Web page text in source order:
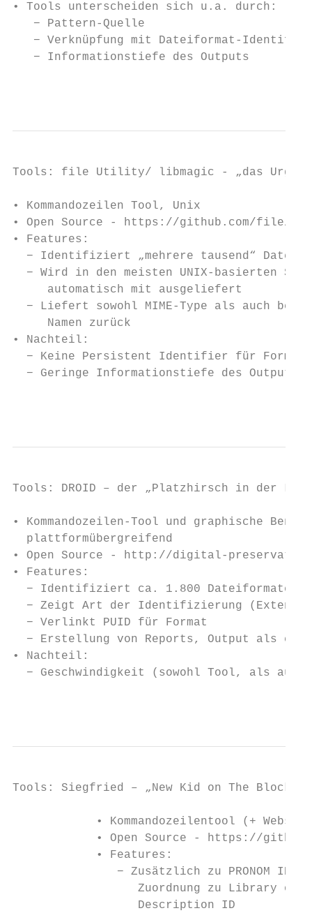
• Tools unterscheiden sich u.a. durch:
   − Pattern-Quelle
− Verknüpfung mit Dateiformat-
   − Informationstiefe des Outputs
Tools: file Utility/ libmagic - „das
• Kommandozeilen Tool, Unix
• Open Source - https://github.com/file/
• Features:
− Identifiziert „mehrere tausend“
− Wird in den meisten UNIX-basierten
     automatisch mit ausgeliefert
− Liefert sowohl MIME-Type als auch
     Namen zurück
• Nachteil:
  − Keine Persistent Identifier für Formate
  − Geringe Informationstiefe des Outputs
Tools: DROID – der „Platzhirsch in der LZA“
• Kommandozeilen-Tool und graphische
  plattformübergreifend
• Open Source - http://digital-
• Features:
  − Identifiziert ca. 1.800 Dateiformate
− Zeigt Art der Identifizierung
  − Verlinkt PUID für Format
− Erstellung von Reports, Output als csv
• Nachteil:
− Geschwindigkeit (sowohl Tool, als auch
Tools: Siegfried – „New Kid on The Block “
• Kommandozeilentool (+
• Open Source - https://
            • Features:
− Zusätzlich zu PRONOM IDs
Zuordnung zu Library of
                  Description ID